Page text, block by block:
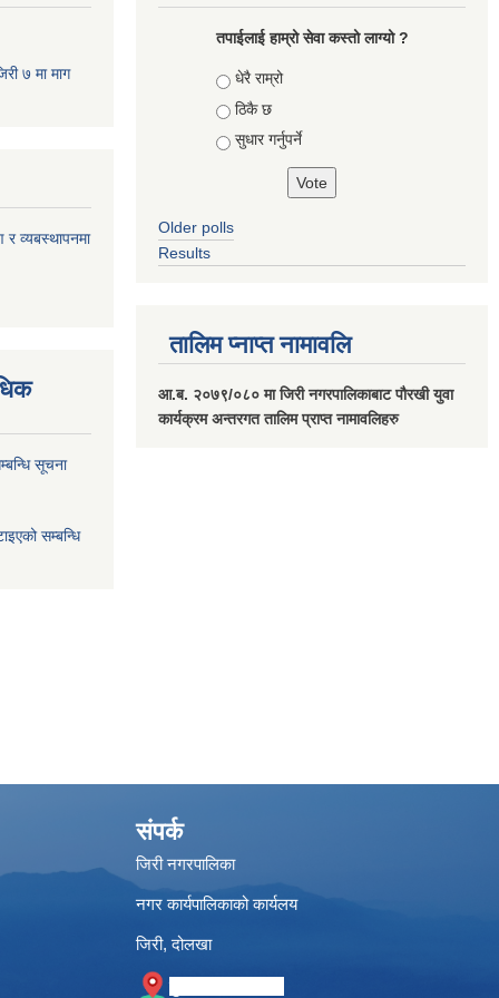
७ मा माग
र व्यबस्थापनमा
सूचना
सम्बन्धि
तपाईलाई हाम्रो सेवा कस्तो लाग्यो ?
Choices
धेरै राम्रो
ठिकै छ
सुधार गर्नुपर्ने
Older polls
Results
तालिम प्नाप्त नामावलि
आ.ब. २०७९/०८० मा जिरी नगरपालिकाबाट पौरखी युवा
कार्यक्रम अन्तरगत तालिम प्राप्त नामावलिहरु
संपर्क
जिरी नगरपालिका
नगर कार्यपालिकाको कार्यलय
जिरी, दोलखा